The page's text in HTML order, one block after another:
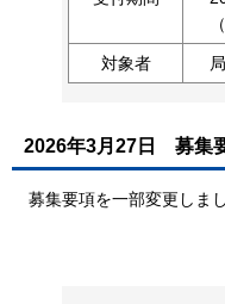
対象者
2026年3月27日 募集
募集要項を一部変更しまし